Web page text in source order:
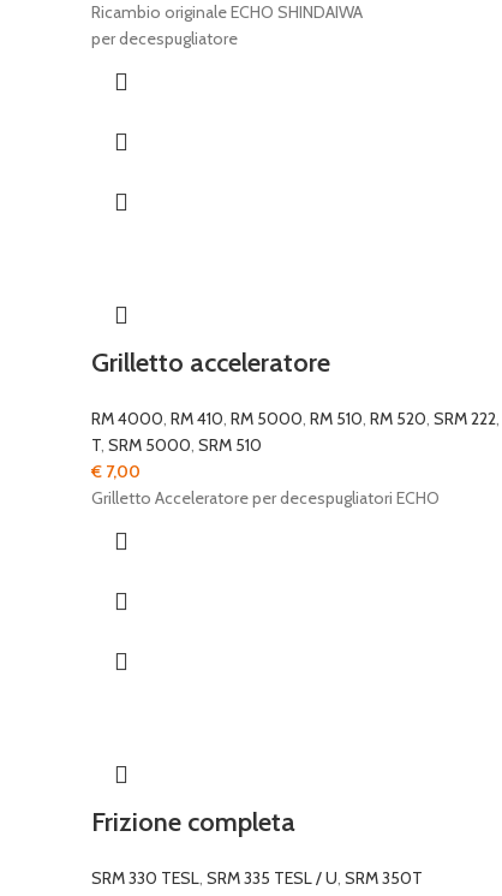
Ricambio originale ECHO SHINDAIWA
per decespugliatore
Grilletto acceleratore
RM 4000, RM 410, RM 5000, RM 510, RM 520, SRM 222,
T, SRM 5000, SRM 510
€ 7,00
Grilletto Acceleratore per decespugliatori ECHO
Frizione completa
SRM 330 TESL, SRM 335 TESL / U, SRM 350T